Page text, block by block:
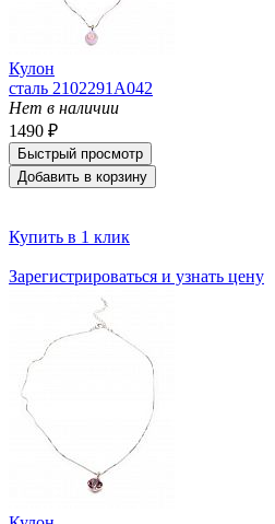
Кулон
сталь 2102291A042
Нет в наличии
1490 ₽
Быстрый просмотр
Добавить в корзину
Купить в 1 клик
Зарегистрироваться и узнать цену